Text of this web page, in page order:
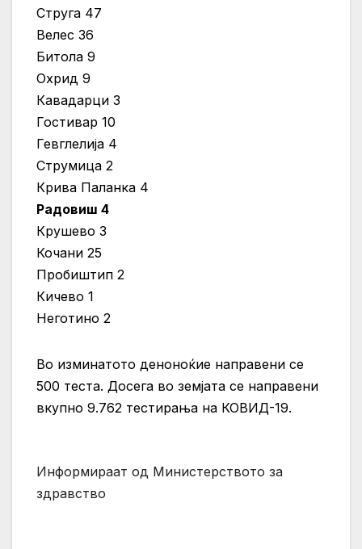
Струга 47
Велес 36
Битола 9
Охрид 9
Кавадарци 3
Гостивар 10
Гевглелија 4
Струмица 2
Крива Паланка 4
Радовиш 4
Крушево 3
Кочани 25
Пробиштип 2
Кичево 1
Неготино 2
Во изминатото деноноќие направени се
500 теста. Досега во земјата се направени
вкупно 9.762 тестирања на КОВИД-19.
Информираат од Министерството за
здравство